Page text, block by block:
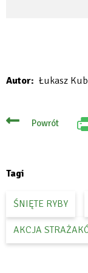
Autor Łukasz
Powrót
Tagi
ŚNIĘTE RYBY
AKCJA